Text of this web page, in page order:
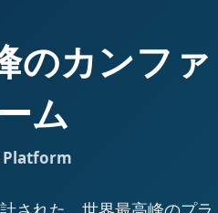
カンファ
ム
Platform